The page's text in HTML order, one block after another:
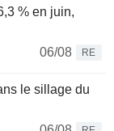
% en juin,
06/08
RE
le sillage du